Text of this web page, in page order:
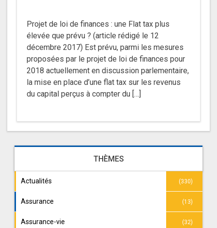
Projet de loi de finances : une Flat tax plus
élevée que prévu ? (article rédigé le 12
décembre 2017) Est prévu, parmi les mesures
proposées par le projet de loi de finances pour
2018 actuellement en discussion parlementaire,
la mise en place d’une flat tax sur les revenus
du capital perçus à compter du […]
THÈMES
Actualités (330)
Assurance (13)
Assurance-vie (32)